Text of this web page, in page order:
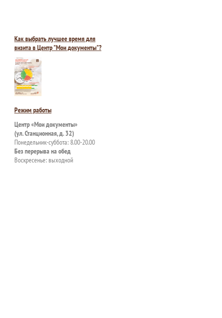
Как выбрать лучшее время для
визита в Центр "Мои документы"?
Режим работы
Центр «Мои документы»
(ул. Станционная, д. 32)
Понедельник-суббота: 8.00-20.00
Без перерыва на обед
Воскресенье: выходной